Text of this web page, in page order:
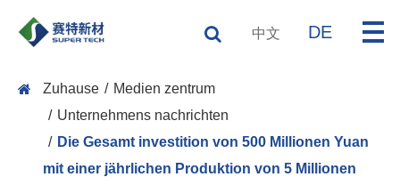
中文 DE
Zuhause
Medien zentrum
Unternehmens nachrichten
Die Gesamt investition von 500 Millionen Yuan
mit einer jährlichen Produktion von 5 Millionen